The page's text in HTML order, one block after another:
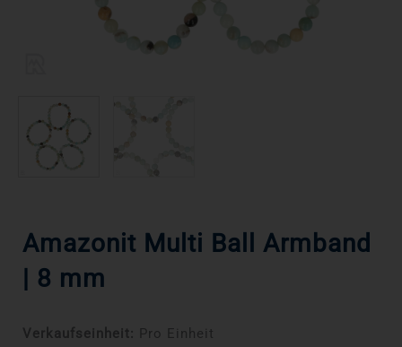
Amazonit Multi Ball Armband
| 8 mm
Verkaufseinheit: Pro Einheit